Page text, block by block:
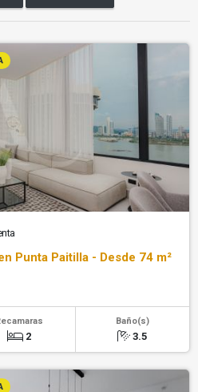
Punta Paitilla - Desde 74 m²
2
Baño(s)
3.5